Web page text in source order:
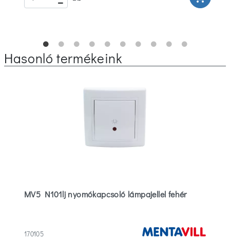
Hasonló termékeink
MV5 N101lj nyomókapcsoló lámpajellel fehér
170105